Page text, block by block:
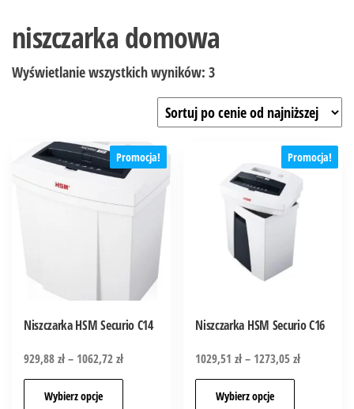
niszczarka domowa
Wyświetlanie wszystkich wyników: 3
Promocja!
Niszczarka HSM Securio C14
929,88zł– 1062,72zł
Wybierz opcje
Promocja!
Niszczarka HSM Securio C16
1029,51zł – 1273,05zł
Wybierz opcje